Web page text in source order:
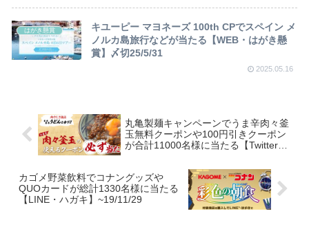
はがき懸賞
キユーピー マヨネーズ 100th CPでスペイン メ
ノルカ島旅行などが当たる【WEB・はがき懸
賞】〆切25/5/31
2025.05.16
丸亀製麺キャンペーンでうま辛肉々釜
玉無料クーポンや100円引きクーポン
が合計11000名様に当たる【Twitter】
カゴメ野菜飲料でコナングッズや
QUOカードが総計1330名様に当たる
【LINE・ハガキ】~19/11/29